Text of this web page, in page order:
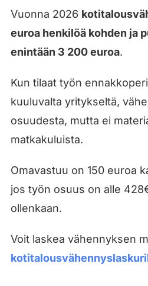
Vuonna 2026
euroa henkilöä kohden ja
enintään 3 200 euroa.
Kun tilaat työn
kuuluvalta yritykseltä,
osuudesta, mutta ei
matkakuluista.
Omavastuu on 150 euroa
jos työn osuus on alle
ollenkaan.
Voit laskea vähennyksen